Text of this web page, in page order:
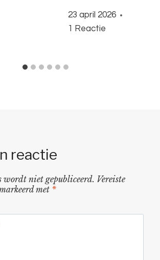
23 april 2026
1 Reactie
reactie
wordt niet gepubliceerd. Vereiste
met *